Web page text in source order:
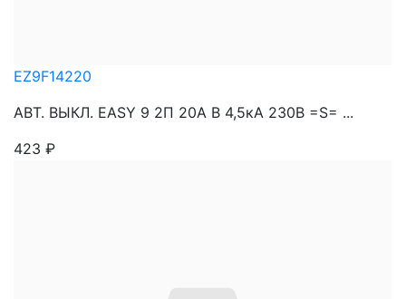
EZ9F14220
АВТ. ВЫКЛ. EASY 9 2П 20A B 4,5кА 230В =S= ...
423 ₽